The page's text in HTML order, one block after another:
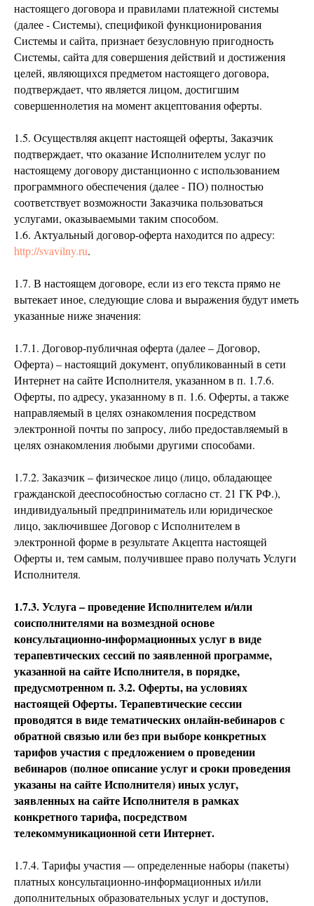
настоящего договора и правилами платежной системы
(далее - Системы), спецификой функционирования
Системы и сайта, признает безусловную пригодность
Системы, сайта для совершения действий и достижения
целей, являющихся предметом настоящего договора,
подтверждает, что является лицом, достигшим
совершеннолетия на момент акцептования оферты.
1.5. Осуществляя акцепт настоящей оферты, Заказчик
подтверждает, что оказание Исполнителем услуг по
настоящему договору дистанционно с использованием
программного обеспечения (далее - ПО) полностью
соответствует возможности Заказчика пользоваться
услугами, оказываемыми таким способом.
1.6. Актуальный договор-оферта находится по адресу:
http://svavilny.ru.
1.7. В настоящем договоре, если из его текста прямо не
вытекает иное, следующие слова и выражения будут иметь
указанные ниже значения:
1.7.1. Договор-публичная оферта (далее – Договор,
Оферта) – настоящий документ, опубликованный в сети
Интернет на сайте Исполнителя, указанном в п. 1.7.6.
Оферты, по адресу, указанному в п. 1.6. Оферты, а также
направляемый в целях ознакомления посредством
электронной почты по запросу, либо предоставляемый в
целях ознакомления любыми другими способами.
1.7.2. Заказчик – физическое лицо (лицо, обладающее
гражданской дееспособностью согласно ст. 21 ГК РФ.),
индивидуальный предприниматель или юридическое
лицо, заключившее Договор с Исполнителем в
электронной форме в результате Акцепта настоящей
Оферты и, тем самым, получившее право получать Услуги
Исполнителя.
1.7.3. Услуга – проведение Исполнителем и/или
соисполнителями на возмездной основе
консультационно-информационных услуг в виде
терапевтических сессий по заявленной программе,
указанной на сайте Исполнителя, в порядке,
предусмотренном п. 3.2. Оферты, на условиях
настоящей Оферты. Терапевтические сессии
проводятся в виде тематических онлайн-вебинаров с
обратной связью или без при выборе конкретных
тарифов участия с предложением о проведении
вебинаров (полное описание услуг и сроки проведения
указаны на сайте Исполнителя) иных услуг,
заявленных на сайте Исполнителя в рамках
конкретного тарифа, посредством
телекоммуникационной сети Интернет.
1.7.4. Тарифы участия — определенные наборы (пакеты)
платных консультационно-информационных и/или
дополнительных образовательных услуг и доступов,